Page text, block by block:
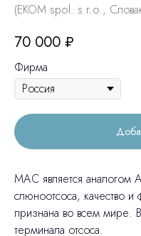
(EKOM spol. s r.o.,
70 000 ₽
Фирма
МАС является аналогом
слюноотсоса, качество и
признана во всем мире.
терминала отсоса.